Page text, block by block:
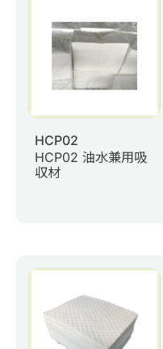
HCP02
HCP02 油水兼用吸
収材